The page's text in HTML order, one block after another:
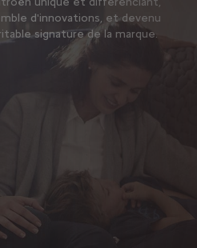
d'innovations, et devenu
signature de la marque.